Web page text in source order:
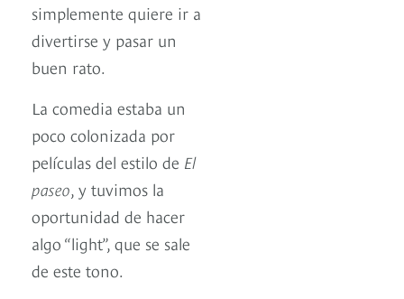
simplemente quiere ir a
divertirse y pasar un
buen rato.
La comedia estaba un
poco colonizada por
películas del estilo de El
paseo, y tuvimos la
oportunidad de hacer
algo “light”, que se sale
de este tono.